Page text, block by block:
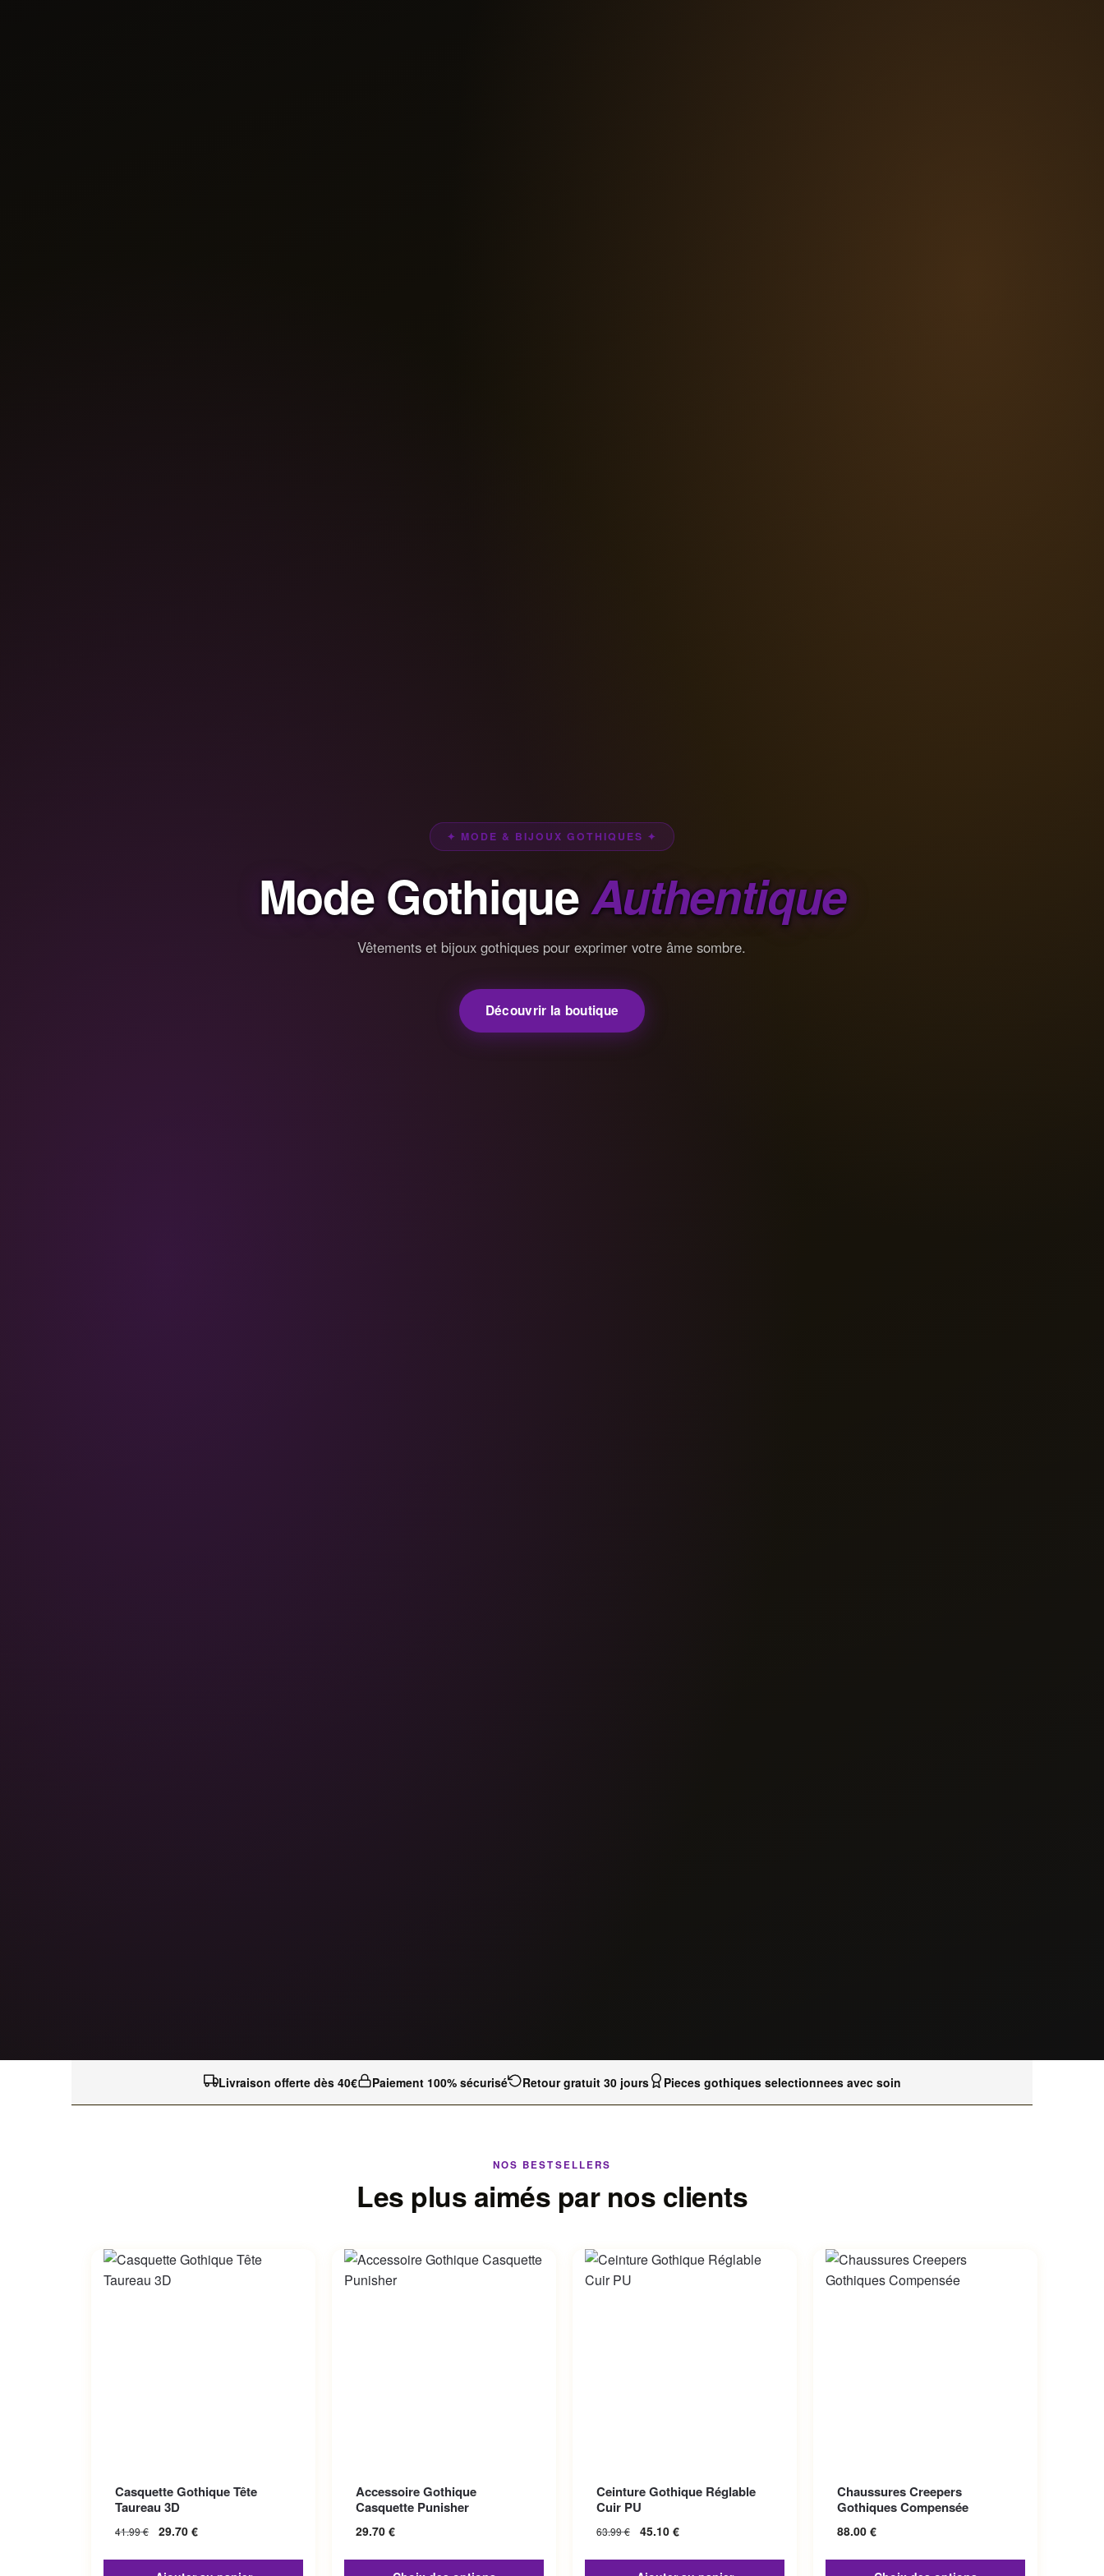
✦ MODE & BIJOUX GOTHIQUES ✦
Mode GothiqueAuthentique
Vêtements et bijoux gothiques pour exprimer votre âme sombre.
Découvrir la boutique
Livraison offerte dès 40€ Paiement 100% sécurisé Retour gratuit 30 jours Pieces gothiques selectionnees avec soin
NOS BESTSELLERS
Les plus aimés par nos clients
Casquette Gothique Tête
Taureau 3D
41.99€ 29.70 €
Accessoire Gothique
Casquette Punisher
29.70 €
Les options peuvent être choisies
Ceinture Gothique Réglable
Cuir PU
63.99€ 45.10 €
Chaussures Creepers
Gothiques Compensée
88.00 €
Les options peuvent être choisies